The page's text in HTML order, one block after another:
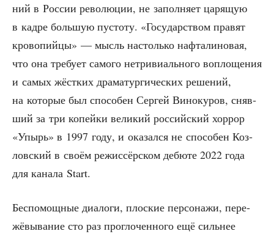
ний в Рос­сии рево­лю­ции, не запол­ня­ет царя­щую
в кад­ре боль­шую пусто­ту. «Госу­дар­ством пра­вят
кро­во­пий­цы» — мысль настоль­ко наф­та­ли­но­вая,
что она тре­бу­ет само­го нетри­ви­аль­но­го вопло­ще­ния
и самых жёст­ких дра­ма­тур­ги­че­ских реше­ний,
на кото­рые был спо­со­бен Сер­гей Вино­ку­ров, сняв­
ший за три копей­ки вели­кий рос­сий­ский хор­рор
«Упырь» в 1997 году, и ока­зал­ся не спо­со­бен Коз­
лов­ский в сво­ём режис­сёр­ском дебю­те 2022 года
для кана­ла Start.
Бес­по­мощ­ные диа­ло­ги, плос­кие пер­со­на­жи, пере­
жё­вы­ва­ние сто раз про­гло­чен­но­го ещё силь­нее